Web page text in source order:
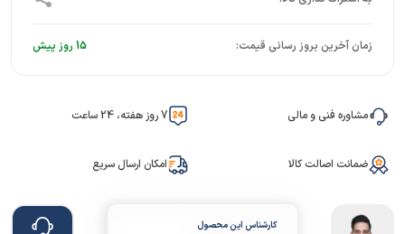
زمان آخرین بروز رسانی قیمت: 15 روز پیش
مشاوره فنی و مالی 7 روز هفته، 24 ساعت
ضمانت اصالت کالا امکان ارسال سریع
کارشناس این محصول